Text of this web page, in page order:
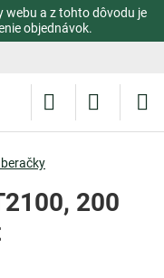
webu a z tohto dôvodu je
objednávok.
200